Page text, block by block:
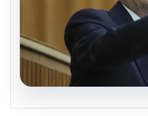
05.08.2026